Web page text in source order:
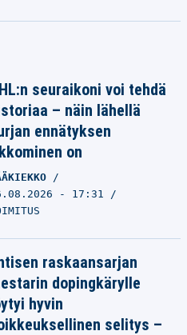
seuraikoni voi tehdä
– näin lähellä
ennätyksen
on
- 17:31
raskaansarjan
dopingkärylle
hyvin
selitys –